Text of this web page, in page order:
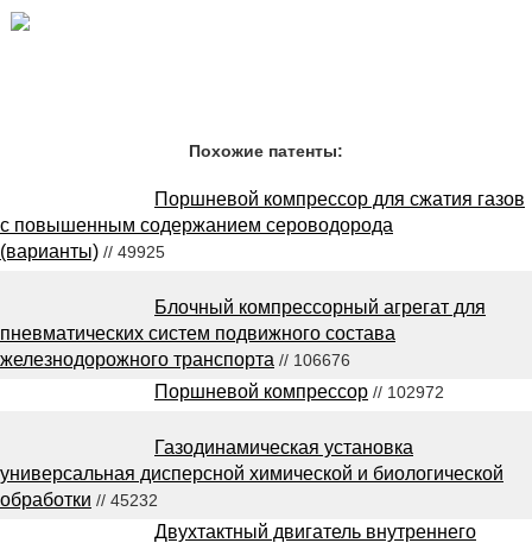
Похожие патенты:
Поршневой компрессор для сжатия газов
с повышенным содержанием сероводорода
(варианты) // 49925
Блочный компрессорный агрегат для
пневматических систем подвижного состава
железнодорожного транспорта // 106676
Поршневой компрессор // 102972
Газодинамическая установка
универсальная дисперсной химической и биологической
обработки // 45232
Двухтактный двигатель внутреннего